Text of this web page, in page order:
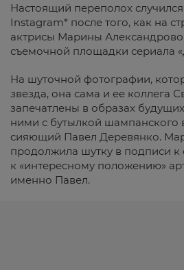
Настоящий переполох
Instagram* после того, как на
актрисы Марины
съемочной площадки сериала
На шуточной фотографии,
звезда, она сама и ее коллега
запечатлены в образах
ними с бутылкой шампанского
сияющий Павел Деревянко.
продолжила шутку в подписи к
к «интересному положению»
именно Павел.